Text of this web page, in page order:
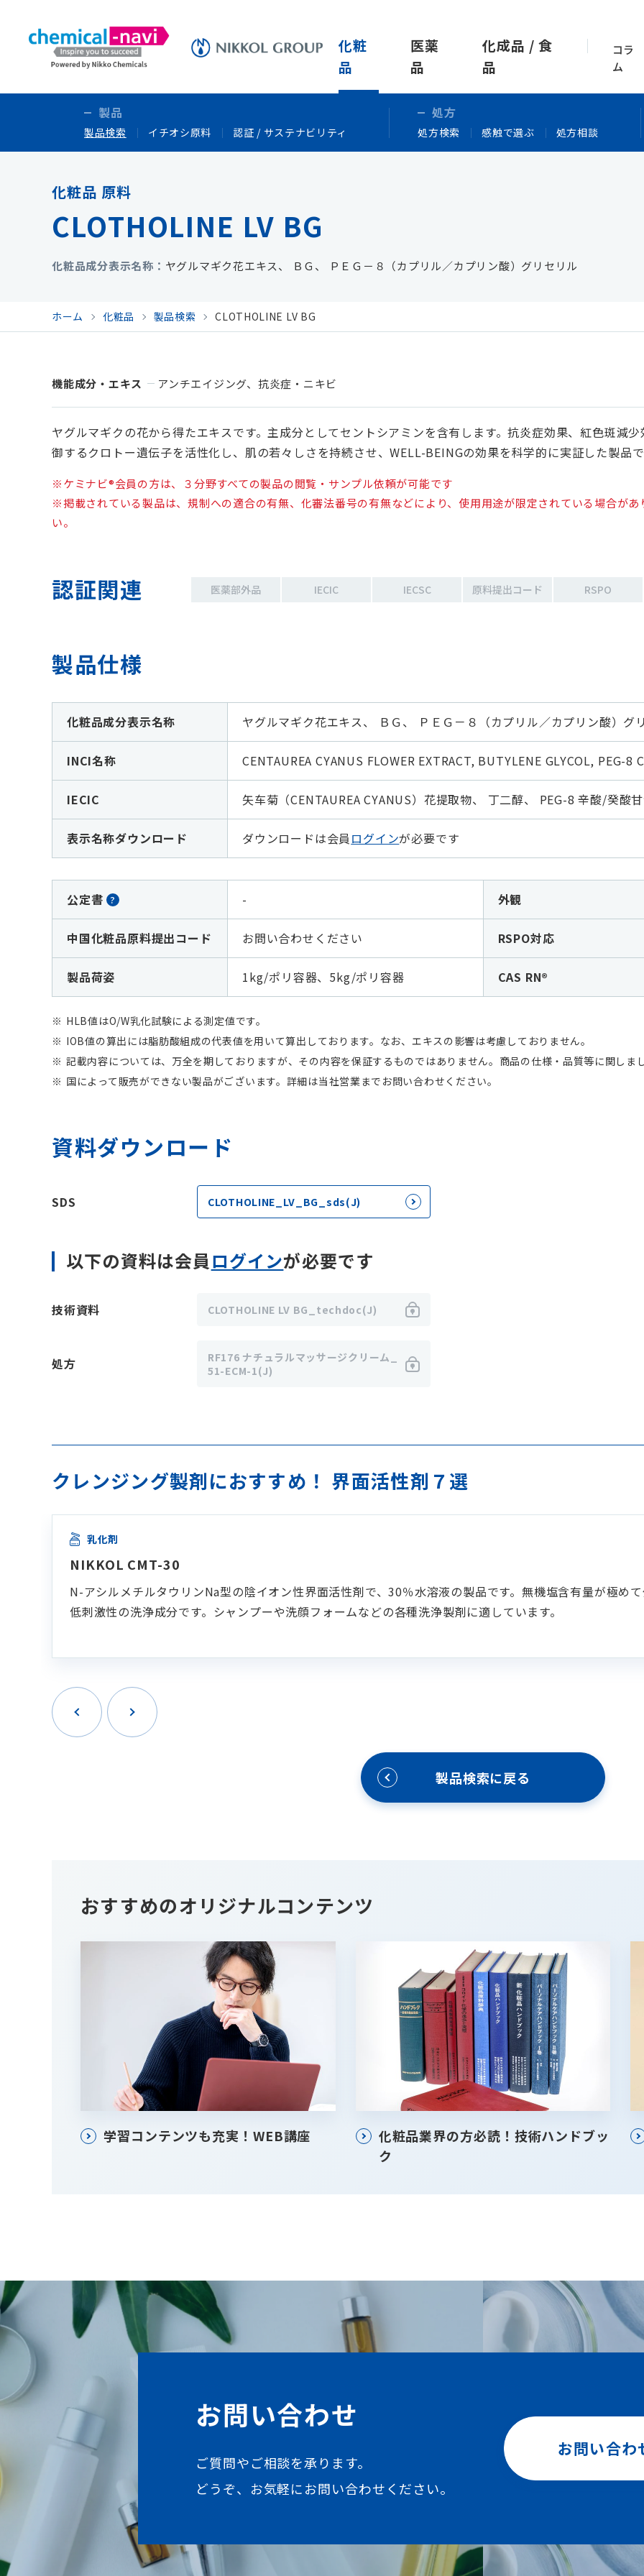
化粧
品
医薬
品
化成品 / 食
品
コラ
ム
製品
製品検索 イチオシ原料 認証 / サステナビリティ
処方
処方検索 感触で選ぶ 処方相談
化粧品 原料
CLOTHOLINE LV BG
化粧品成分表示名称 ヤグルマギク花エキス、 ＢＧ、 ＰＥＧ－８（カプリル／カプリン酸）グリセリル
ホーム 化粧品 製品検索 CLOTHOLINE LV BG
機能成分・エキス アンチエイジング、抗炎症・ニキビ
ヤグルマギクの花から得たエキスです。主成分としてセントシアミンを含有します。抗炎症効果、紅色斑減
御するクロトー遺伝子を活性化し、肌の若々しさを持続させ、WELL-BEINGの効果を科学的に実証した製品
※ケミナビ®会員の方は、３分野すべての製品の閲覧・サンプル依頼が可能です
※掲載されている製品は、規制への適合の有無、化審法番号の有無などにより、使用用途が限定されている場合が
い。
認証関連 医薬部外品 IECIC IECSC 原料提出コード RSPO
製品仕様
化粧品成分表示名称 ヤグルマギク花エキス、 ＢＧ、 ＰＥＧ－８（カプリル／カプリン酸）グ
INCI名称 CENTAUREA CYANUS FLOWER EXTRACT, BUTYLENE GLYCOL, PEG-8
IECIC 矢车菊（CENTAUREA CYANUS）花提取物、 丁二醇、 PEG-8 辛酸/癸酸
表示名称ダウンロード ダウンロードは会員 ログインが必要です
公定書 ? - 外観
中国化粧品原料提出コード お問い合わせください RSPO対応
製品荷姿 1kg/ポリ容器、5kg/ポリ容器 CAS RN®
HLB値はO/W乳化試験による測定値です。
IOB値の算出には脂肪酸組成の代表値を用いて算出しております。なお、エキスの影響は考慮しておりません。
記載内容については、万全を期しておりますが、その内容を保証するものではありません。商品の仕様・品質等に関し
国によって販売ができない製品がございます。詳細は当社営業までお問い合わせください。
資料ダウンロード
SDS CLOTHOLINE_LV_BG_sds(J)
以下の資料は会員ログインが必要です
技術資料 CLOTHOLINE LV BG_techdoc(J)
処方
RF176 ナチュラルマッサージクリーム_
51-ECM-1(J)
クレンジング製剤におすすめ！ 界面活性剤７選
乳化剤
NIKKOL CMT-30
N-アシルメチルタウリンNa型の陰イオン性界面活性剤で、30％水溶液の製品です。無機塩含有量が極め
低刺激性の洗浄成分です。シャンプーや洗顔フォームなどの各種洗浄製剤に適しています。
製品検索に戻る
おすすめのオリジナルコンテンツ
学習コンテンツも充実！WEB講座
化粧品業界の方必読！技術ハンドブッ
ク
お問い合わせ
ご質問やご相談を承ります。
どうぞ、お気軽にお問い合わせください。
お問い合わ